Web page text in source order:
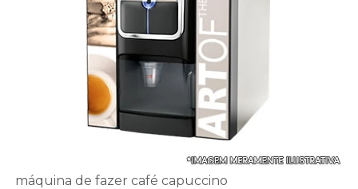
máquina de fazer café capuccino